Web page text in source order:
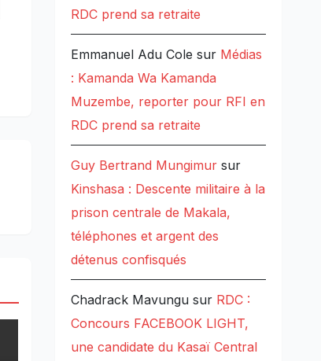
RDC prend sa retraite
Emmanuel Adu Cole sur Médias
: Kamanda Wa Kamanda
Muzembe, reporter pour RFI en
RDC prend sa retraite
Guy Bertrand Mungimursur
Kinshasa : Descente militaire à la
prison centrale de Makala,
téléphones et argent des
détenus confisqués
Chadrack Mavungusur RDC :
Concours FACEBOOK LIGHT,
une candidate du Kasaï Central